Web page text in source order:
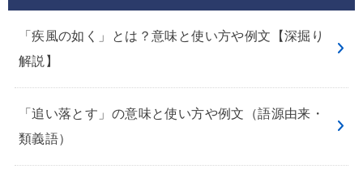
「疾風の如く」とは？意味と使い方や例文【深掘り
解説】
「追い落とす」の意味と使い方や例文（語源由来・
類義語）